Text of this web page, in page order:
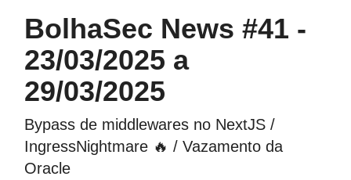
BolhaSec News #41 -
23/03/2025 a
29/03/2025
Bypass de middlewares no NextJS /
IngressNightmare 🔥 / Vazamento da
Oracle